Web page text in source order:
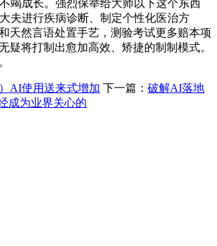
竭成长。强烈保举给大师以下这个东西
进行疾病诊断、制定个性化医治方
天然言语处置手艺，测验考试更多赔本项
疑将打制出愈加高效、矫捷的制制模式。
）AI使用送来式增加 下一篇： 破解AI落地
成为业界关心的